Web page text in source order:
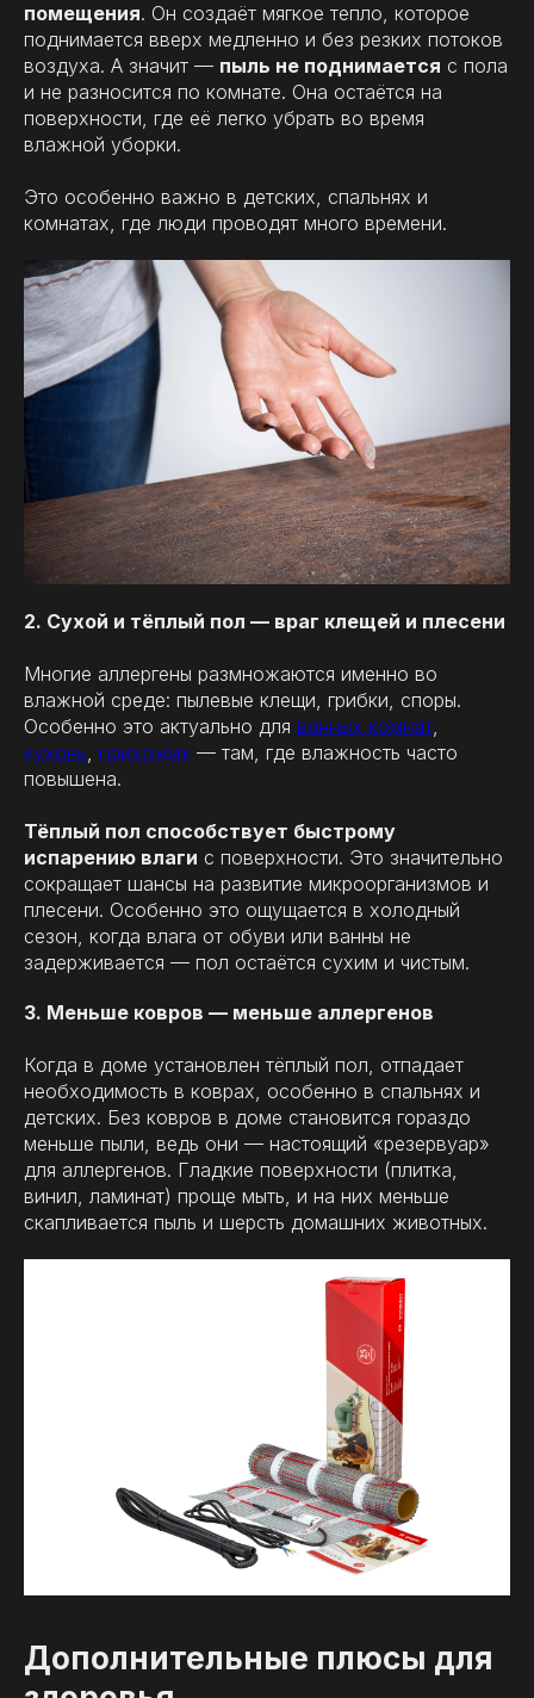
помещения. Он создаёт мягкое тепло, которое
поднимается вверх медленно и без резких потоков
воздуха. А значит — пыль не поднимается с пола
и не разносится по комнате. Она остаётся на
поверхности, где её легко убрать во время
влажной уборки.
Это особенно важно в детских, спальнях и
комнатах, где люди проводят много времени.
2. Сухой и тёплый пол — враг клещей и плесени
Многие аллергены размножаются именно во
влажной среде: пылевые клещи, грибки, споры.
Особенно это актуально для ванных комнат,
кухонь, прихожих — там, где влажность часто
повышена.
Тёплый пол способствует быстрому
испарению влаги с поверхности. Это значительно
сокращает шансы на развитие микроорганизмов и
плесени. Особенно это ощущается в холодный
сезон, когда влага от обуви или ванны не
задерживается — пол остаётся сухим и чистым.
3. Меньше ковров — меньше аллергенов
Когда в доме установлен тёплый пол, отпадает
необходимость в коврах, особенно в спальнях и
детских. Без ковров в доме становится гораздо
меньше пыли, ведь они — настоящий «резервуар»
для аллергенов. Гладкие поверхности (плитка,
винил, ламинат) проще мыть, и на них меньше
скапливается пыль и шерсть домашних животных.
Дополнительные плюсы для